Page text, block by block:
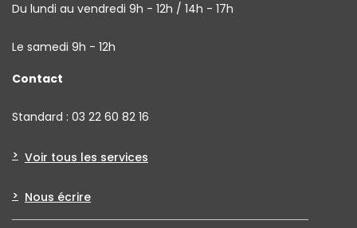
Du lundi au vendredi 9h - 12h / 14h - 17h
Le samedi 9h - 12h
Contact
Standard : 03 22 60 82 16
Voir tous les services
Nous écrire